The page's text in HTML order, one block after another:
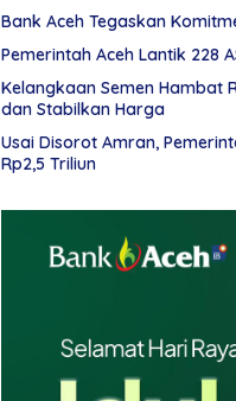
Bank Aceh Tegaskan
Pemerintah Aceh Lantik 228
Kelangkaan Semen Hambat
dan Stabilkan Harga
Usai Disorot Amran,
Rp2,5 Triliun